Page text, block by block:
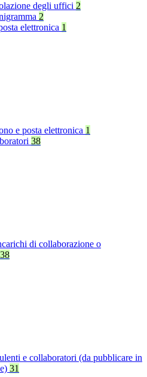
degli uffici 2
2
elettronica 1
e posta elettronica 1
38
di collaborazione o
38
e collaboratori (da pubblicare in
31